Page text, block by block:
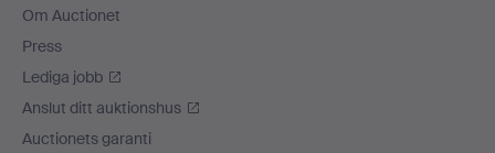
Om Auctionet
Press
Lediga jobb
Anslut ditt auktionshus
Auctionets garanti